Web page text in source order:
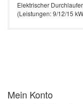
Elektrischer
(Leistungen: 9/12/15
Mein Konto